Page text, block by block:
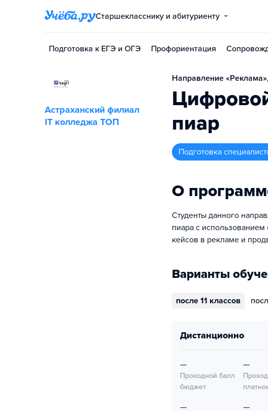
Старшекласснику и абитуриенту
Подготовка к ЕГЭ и ОГЭ Профориентация
Астраханский филиал
IT колледжа TOП
Направление
пиар
подготовка
О
Студенты данного
пиара с
кейсов в рекламе и
Варианты
после 11 классов
дистанционно
—
Проходной балл
бюджет
—
— —